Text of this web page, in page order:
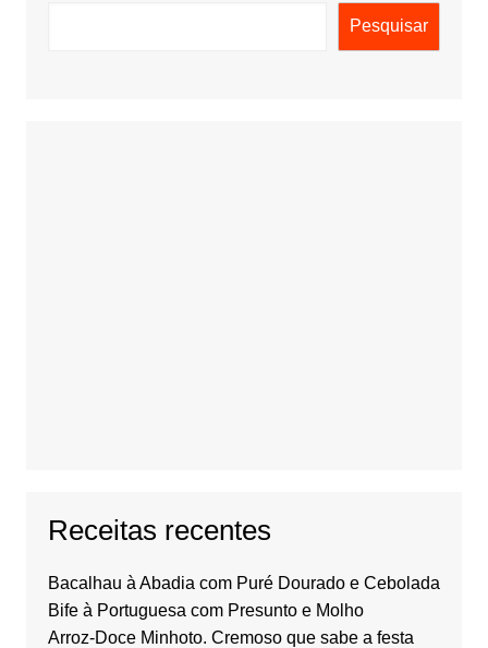
Pesquisar
Receitas recentes
Bacalhau à Abadia com Puré Dourado e Cebolada
Bife à Portuguesa com Presunto e Molho
Arroz-Doce Minhoto. Cremoso que sabe a festa